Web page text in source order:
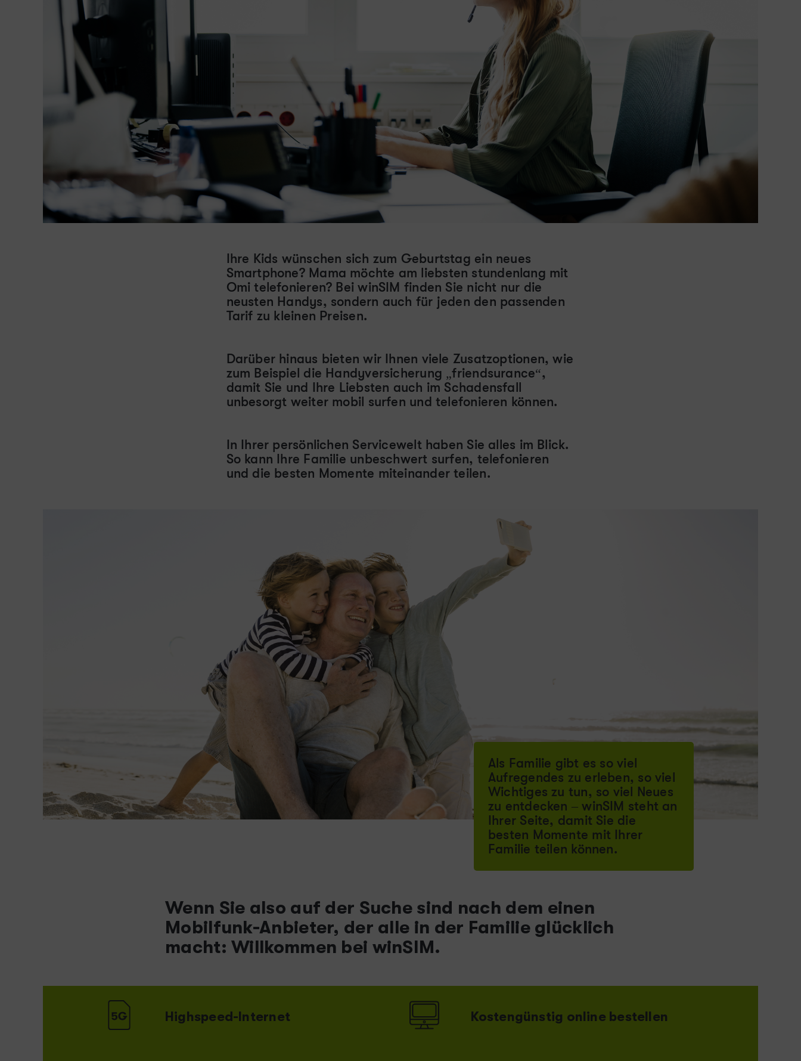
Ihre Kids wünschen sich zum Geburtstag ein neues
Smartphone? Mama möchte am liebsten stundenlang mit
Omi telefonieren? Bei winSIM finden Sie nicht nur die
neusten Handys, sondern auch für jeden den passenden
Tarif zu kleinen Preisen.
Darüber hinaus bieten wir Ihnen viele Zusatzoptionen, wie
zum Beispiel die Handyversicherung „friendsurance“,
damit Sie und Ihre Liebsten auch im Schadensfall
unbesorgt weiter mobil surfen und telefonieren können.
In Ihrer persönlichen Servicewelt haben Sie alles im Blick.
So kann Ihre Familie unbeschwert surfen, telefonieren
und die besten Momente miteinander teilen.
Als Familie gibt es so viel
Aufregendes zu erleben, so viel
Wichtiges zu tun, so viel Neues
zu entdecken – winSIM steht an
Ihrer Seite, damit Sie die
besten Momente mit Ihrer
Familie teilen können.
Wenn Sie also auf der Suche sind nach dem einen
Mobilfunk-Anbieter, der alle in der Familie glücklich
macht: Willkommen bei winSIM.
Highspeed-Internet Kostengünstig online bestellen